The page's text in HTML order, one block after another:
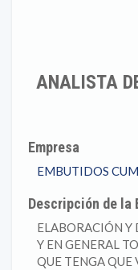
ANALISTA
Empresa
EMBUTIDOS
Descripción de la
ELABORACIÓN
Y EN GENERAL
QUE TENGA QUE